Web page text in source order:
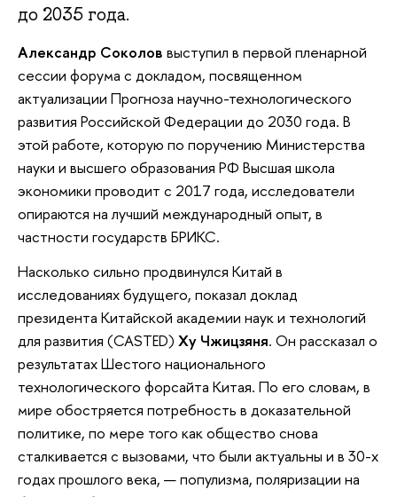
до 2035 года.
Александр Соколов выступил в первой пленарной
сессии форума с докладом, посвященном
актуализации Прогноза научно-технологического
развития Российской Федерации до 2030 года. В
этой работе, которую по поручению Министерства
науки и высшего образования РФ Высшая школа
экономики проводит с 2017 года, исследователи
опираются на лучший международный опыт, в
частности государств БРИКС.
Насколько сильно продвинулся Китай в
исследованиях будущего, показал доклад
президента Китайской академии наук и технологий
для развития (CASTED) Ху Чжицзяня. Он рассказал о
результатах Шестого национального
технологического форсайта Китая. По его словам, в
мире обостряется потребность в доказательной
политике, по мере того как общество снова
сталкивается с вызовами, что были актуальны и в 30-х
годах прошлого века, — популизма, поляризации на